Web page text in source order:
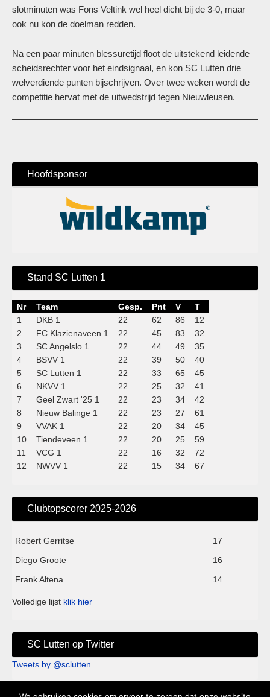
slotminuten was Fons Veltink wel heel dicht bij de 3-0, maar
ook nu kon de doelman redden.
Na een paar minuten blessuretijd floot de uitstekend leidende
scheidsrechter voor het eindsignaal, en kon SC Lutten drie
welverdiende punten bijschrijven. Over twee weken wordt de
competitie hervat met de uitwedstrijd tegen Nieuwleusen.
Hoofdsponsor
Stand SC Lutten 1
Nr Team Gesp. Pnt V
T
1
DKB 1 22 62 86
12
2
FC Klazienaveen 1 22 45 83
32
3
SC Angelslo 1 22 44 49
35
4
BSVV 1 22 39 50
40
5
SC Lutten 1 22 33 65
45
6
NKVV 1 22 25 32
41
7
Geel Zwart '25 1 22 23 34
42
8
Nieuw Balinge 1 22 23 27
61
9
VVAK 1 22 20 34
45
10
Tiendeveen 1 22 20 25
59
11
VCG 1 22 16 32
72
12
NWVV 1 22 15 34 67
Clubtopscorer 2025-2026
Robert Gerritse
17
Diego Groote
16
Frank Altena
14
Volledige lijst klik hier
SC Lutten op Twitter
Tweets by @sclutten